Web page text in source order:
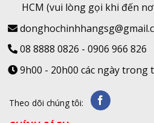
HCM (vui lòng gọi khi đến
08 8888 0826 - 0906 966 826
9h00 - 20h00 các ngày trong
Theo dõi chúng tôi: